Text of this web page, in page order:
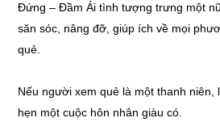
Đứng – Đầm Ái tình tượng trưng một
săn sóc, nâng đỡ, giúp ích về mọi
quẻ.
Nếu người xem quẻ là một thanh niên,
hẹn một cuộc hôn nhân giàu có.